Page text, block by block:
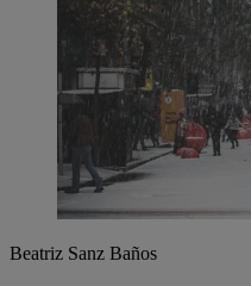
Beatriz Sanz Baños